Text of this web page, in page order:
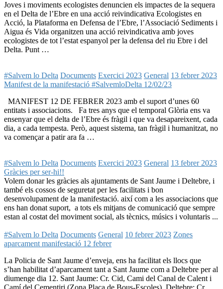
Joves i moviments ecologistes denuncien els impactes de la sequera
en el Delta de l’Ebre en una acció reivindicativa Ecologistes en
Acció, la Plataforma en Defensa de l’Ebre, l’Associació Sediments i
Aigua és Vida organitzen una acció reivindicativa amb joves
ecologistes de tot l’estat espanyol per la defensa del riu Ebre i del
Delta. Punt …
#Salvem lo Delta Documents Exercici 2023 General 13 febrer 2023
Manifest de la manifestació #SalvemloDelta 12/02/23
MANIFEST 12 DE FEBRER 2023 amb el suport d’unes 60
entitats i associacions. Fa tres anys que el temporal Glòria ens va
ensenyar que el delta de l’Ebre és fràgil i que va desapareixent, cada
dia, a cada tempesta. Però, aquest sistema, tan fràgil i humanitzat, no
va començar a patir ara fa …
#Salvem lo Delta Documents Exercici 2023 General 13 febrer 2023
Gràcies per ser-hi!!
Volem donar les gràcies als ajuntaments de Sant Jaume i Deltebre, i
també els cossos de seguretat per les facilitats i bon
desenvolupament de la manifestació. així com a les associacions que
ens han donat suport, a tots els mitjans de comunicació que sempre
estan al costat del moviment social, als tècnics, músics i voluntaris ...
#Salvem lo Delta Documents General 10 febrer 2023 Zones
aparcament manifestació 12 febrer
La Policia de Sant Jaume d’enveja, ens ha facilitat els llocs que
s’han habilitat d’aparcament tant a Sant Jaume com a Deltebre per al
diumenge dia 12. Sant Jaume: Cr. Cid, Cami del Canal de Calent i